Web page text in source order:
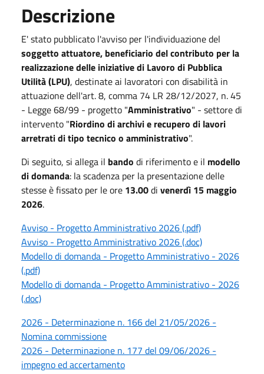
Descrizione
E' stato pubblicato l'avviso per l'individuazione del
soggetto attuatore, beneficiario del contributo per la
realizzazione delle iniziative di Lavoro di Pubblica
Utilità (LPU), destinate ai lavoratori con disabilità in
attuazione dell'art. 8, comma 74 LR 28/12/2027, n. 45
- Legge 68/99 - progetto "Amministrativo" - settore di
intervento "Riordino di archivi e recupero di lavori
arretrati di tipo tecnico o amministrativo".
Di seguito, si allega il bando di riferimento e il modello
di domanda: la scadenza per la presentazione delle
stesse è fissato per le ore 13.00di venerdì 15 maggio
2026.
Avviso - Progetto Amministrativo 2026 (.pdf)
Avviso - Progetto Amministrativo 2026 (.doc)
Modello di domanda - Progetto Amministrativo - 2026
(.pdf)
Modello di domanda - Progetto Amministrativo - 2026
(.doc)
2026 - Determinazione n. 166 del 21/05/2026 -
Nomina commissione
2026 - Determinazione n. 177 del 09/06/2026 -
impegno ed accertamento